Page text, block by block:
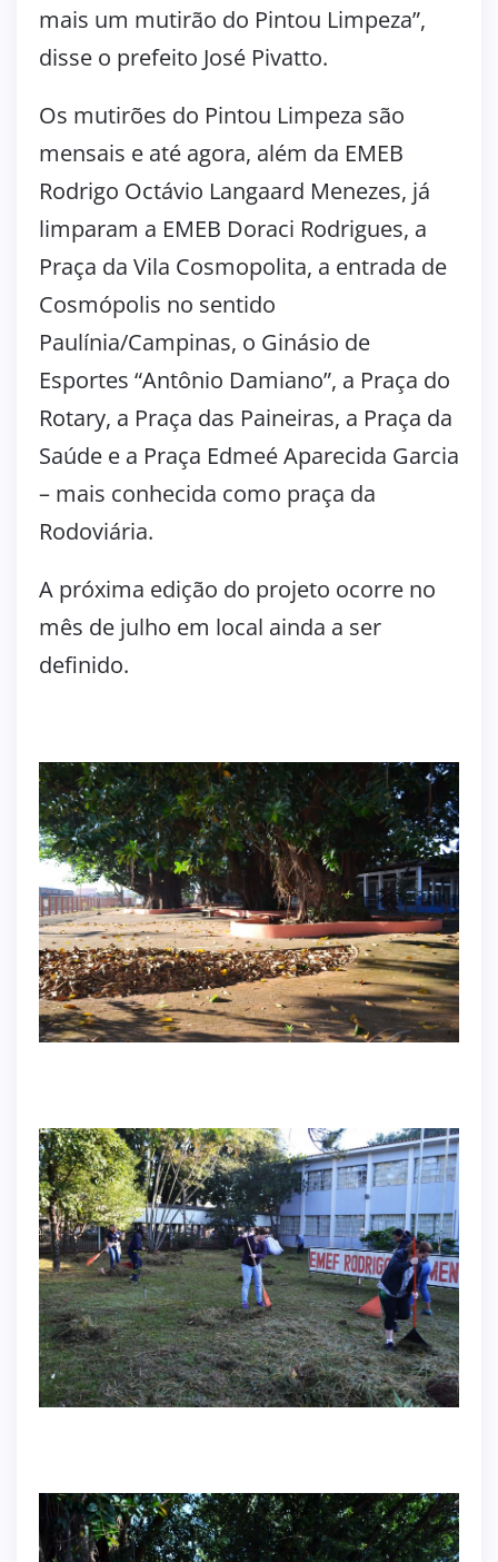
mais um mutirão do Pintou Limpeza”,
disse o prefeito José Pivatto.
Os mutirões do Pintou Limpeza são
mensais e até agora, além da EMEB
Rodrigo Octávio Langaard Menezes, já
limparam a EMEB Doraci Rodrigues, a
Praça da Vila Cosmopolita, a entrada de
Cosmópolis no sentido
Paulínia/Campinas, o Ginásio de
Esportes “Antônio Damiano”, a Praça do
Rotary, a Praça das Paineiras, a Praça da
Saúde e a Praça Edmeé Aparecida Garcia
– mais conhecida como praça da
Rodoviária.
A próxima edição do projeto ocorre no
mês de julho em local ainda a ser
definido.